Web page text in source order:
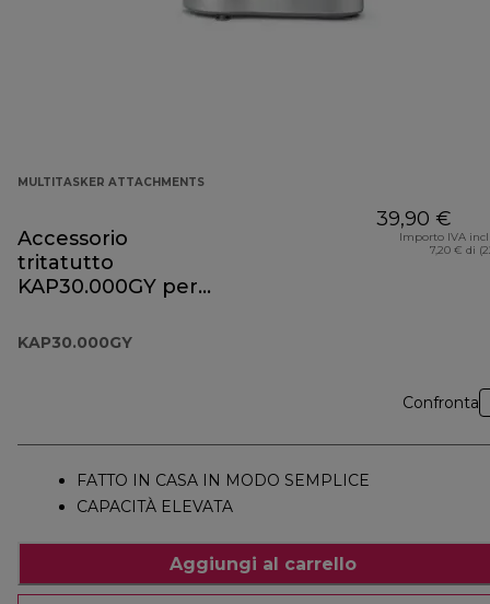
MULTITASKER ATTACHMENTS
Accessorio
tritatutto
KAP30.000GY per
KAP30.000GY
39,90 €
Importo IVA
7,20 € di
Confronta
FATTO IN CASA IN MODO SEMPLICE
CAPACITÀ ELEVATA
Aggiungi al carrello